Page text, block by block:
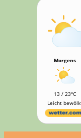
Morgens
13 / 23°C
Leicht